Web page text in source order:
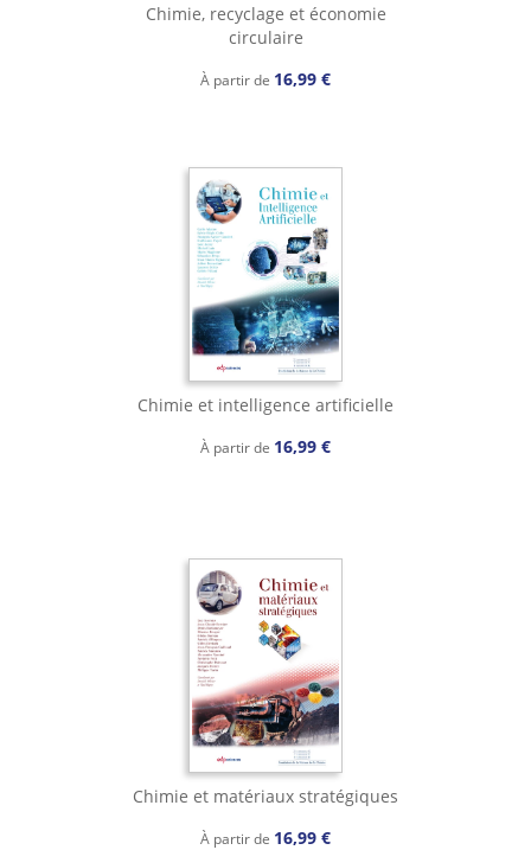
Chimie, recyclage et économie
circulaire
À partir de 16,99 €
Chimie et intelligence artificielle
À partir de 16,99 €
Chimie et matériaux stratégiques
À partir de 16,99 €